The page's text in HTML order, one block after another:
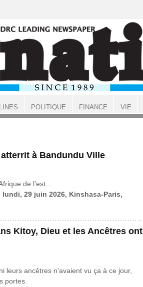
à Bandundu Ville
de l'est...
29 juin 2026, Kinshasa-Paris,
Kitoy, Dieu et les Ancêtres ont
leurs ancêtres n'avaient vu ça à ce jour,
portes.
POLITIQUE FINANCE VIE